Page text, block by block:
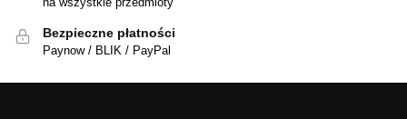
Bezpieczne płatności
Paynow / BLIK / PayPal